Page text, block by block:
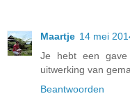
Maartje 14 mei
Je hebt een
uitwerking van
Beantwoorden